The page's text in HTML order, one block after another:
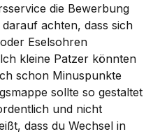
die Bewerbung
achten, dass sich
Eselsohren
kleine Patzer könnten
schon Minuspunkte
sollte so gestaltet
und nicht
dass du Wechsel in